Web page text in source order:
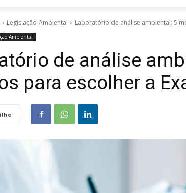
Legislação Ambiental Laboratório de análise ambiental: 5
Ambiental
de análise
para escolher a